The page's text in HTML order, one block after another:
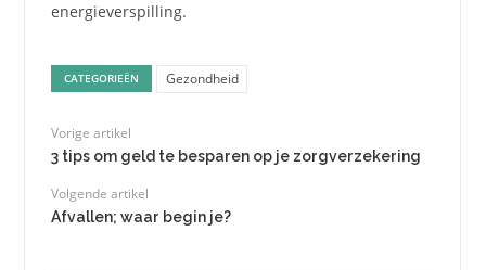
energieverspilling.
CATEGORIEËN Gezondheid
Vorige artikel
3 tips om geld te besparen op je zorgverzekering
Volgende artikel
Afvallen; waar begin je?